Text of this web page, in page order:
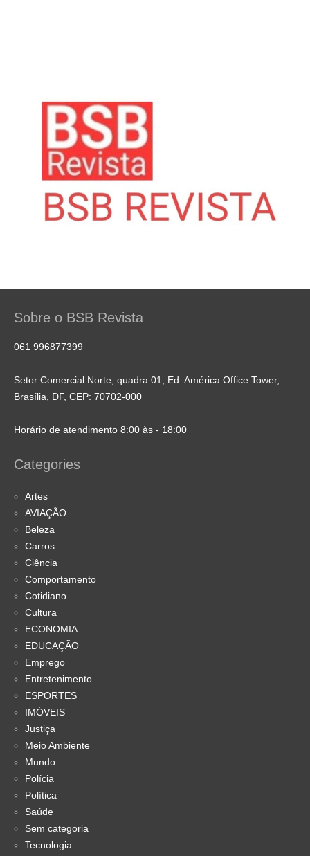
Sobre o BSB Revista
061 996877399
Setor Comercial Norte, quadra 01, Ed. América Office Tower,
Brasília, DF, CEP: 70702-000
Horário de atendimento 8:00 às - 18:00
Categories
Artes
AVIAÇÃO
Beleza
Carros
Ciência
Comportamento
Cotidiano
Cultura
ECONOMIA
EDUCAÇÃO
Emprego
Entretenimento
ESPORTES
IMÓVEIS
Justiça
Meio Ambiente
Mundo
Polícia
Política
Saúde
Sem categoria
Tecnologia